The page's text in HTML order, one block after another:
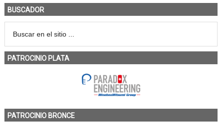
BUSCADOR
PATROCINIO PLATA
PATROCINIO BRONCE